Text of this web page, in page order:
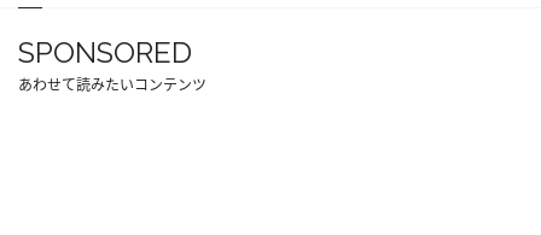
SPONSORED
あわせて読みたいコンテンツ